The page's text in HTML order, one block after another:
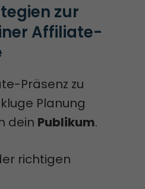
zur
Affiliate-
Präsenz zu
Planung
dein Publikum.
richtigen